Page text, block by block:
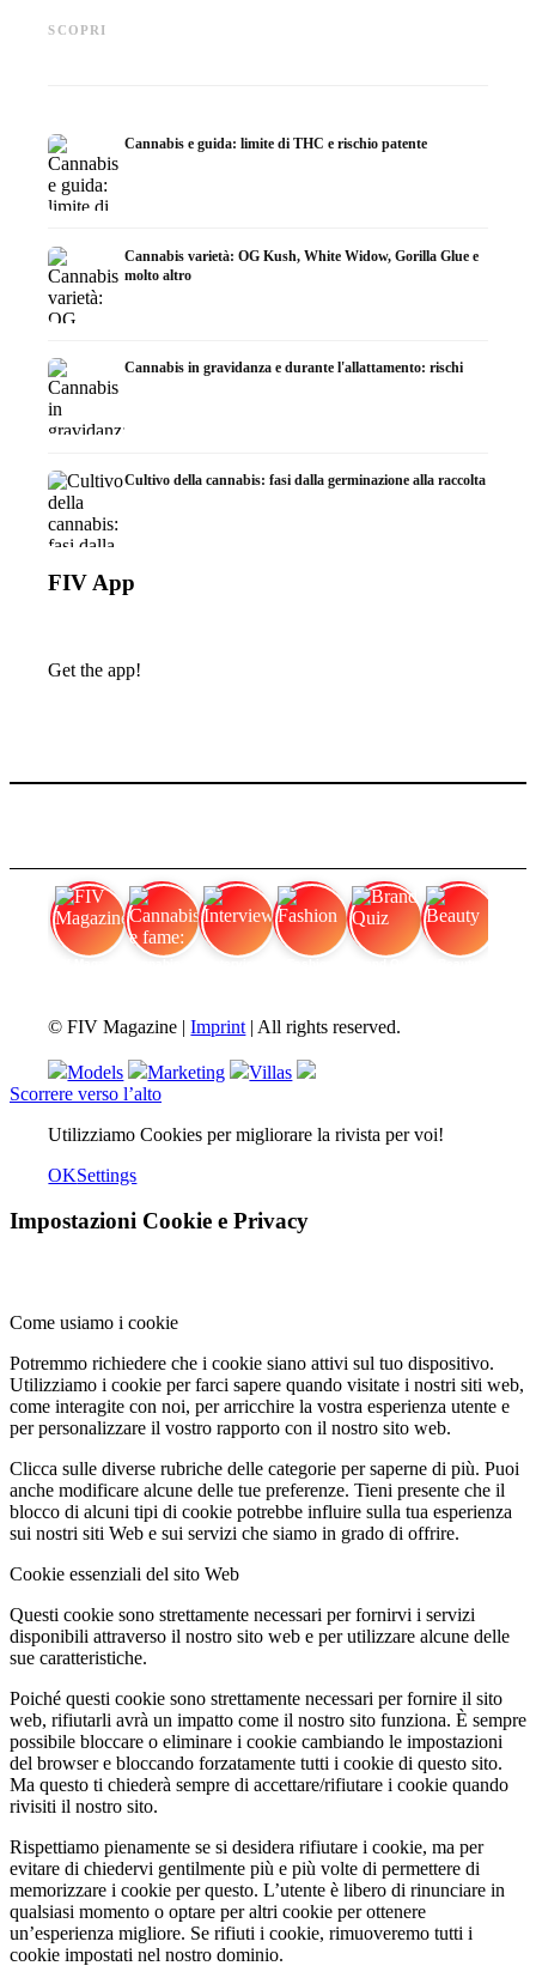
SCOPRI
mostrano gli studi
Cannabis e guida: limite di THC e rischio patente
Cannabis varietà: OG Kush, White Widow, Gorilla Glue e
molto altro
Cannabis in gravidanza e durante l'allattamento: rischi
Cultivo della cannabis: fasi dalla germinazione alla raccolta
FIV App
Get the app!
© FIV Magazine |Imprint | All rights reserved.
Models Marketing
Villas
Scorrere verso l’alto
Utilizziamo Cookies per migliorare la rivista per voi!
OKSettings
Impostazioni Cookie e Privacy
Come usiamo i cookie
Potremmo richiedere che i cookie siano attivi sul tuo dispositivo.
Utilizziamo i cookie per farci sapere quando visitate i nostri siti web,
come interagite con noi, per arricchire la vostra esperienza utente e
per personalizzare il vostro rapporto con il nostro sito web.
Clicca sulle diverse rubriche delle categorie per saperne di più. Puoi
anche modificare alcune delle tue preferenze. Tieni presente che il
blocco di alcuni tipi di cookie potrebbe influire sulla tua esperienza
sui nostri siti Web e sui servizi che siamo in grado di offrire.
Cookie essenziali del sito Web
Questi cookie sono strettamente necessari per fornirvi i servizi
disponibili attraverso il nostro sito web e per utilizzare alcune delle
sue caratteristiche.
Poiché questi cookie sono strettamente necessari per fornire il sito
web, rifiutarli avrà un impatto come il nostro sito funziona. È sempre
possibile bloccare o eliminare i cookie cambiando le impostazioni
del browser e bloccando forzatamente tutti i cookie di questo sito.
Ma questo ti chiederà sempre di accettare/rifiutare i cookie quando
rivisiti il nostro sito.
Rispettiamo pienamente se si desidera rifiutare i cookie, ma per
evitare di chiedervi gentilmente più e più volte di permettere di
memorizzare i cookie per questo. L’utente è libero di rinunciare in
qualsiasi momento o optare per altri cookie per ottenere
un’esperienza migliore. Se rifiuti i cookie, rimuoveremo tutti i
cookie impostati nel nostro dominio.